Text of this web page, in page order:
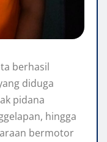
berhasil
diduga
pidana
hingga
bermotor